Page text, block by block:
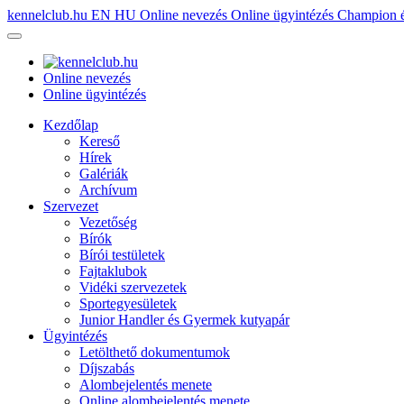
kennelclub.hu EN HU Online nevezés Online ügyintézés Champion
Online nevezés
Online ügyintézés
Kezdőlap
Kereső
Hírek
Galériák
Archívum
Szervezet
Vezetőség
Bírók
Bírói testületek
Fajtaklubok
Vidéki szervezetek
Sportegyesületek
Junior Handler és Gyermek kutyapár
Ügyintézés
Letölthető dokumentumok
Díjszabás
Alombejelentés menete
Online alombejelentés menete